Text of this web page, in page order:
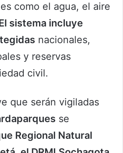
como el agua, el aire
sistema incluye
nacionales,
y reservas
civil.
que serán vigiladas
se
Regional Natural